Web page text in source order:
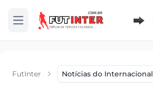
Abrir menu
FutInter Notícias do Internacional